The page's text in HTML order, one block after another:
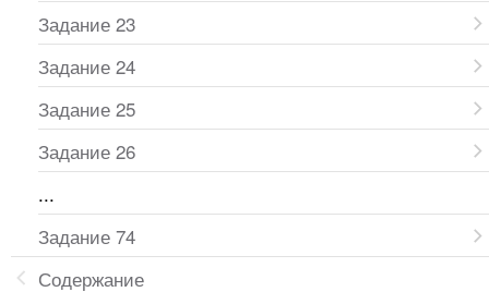
Задание 23
Задание 24
Задание 25
Задание 26
...
Задание 74
Содержание